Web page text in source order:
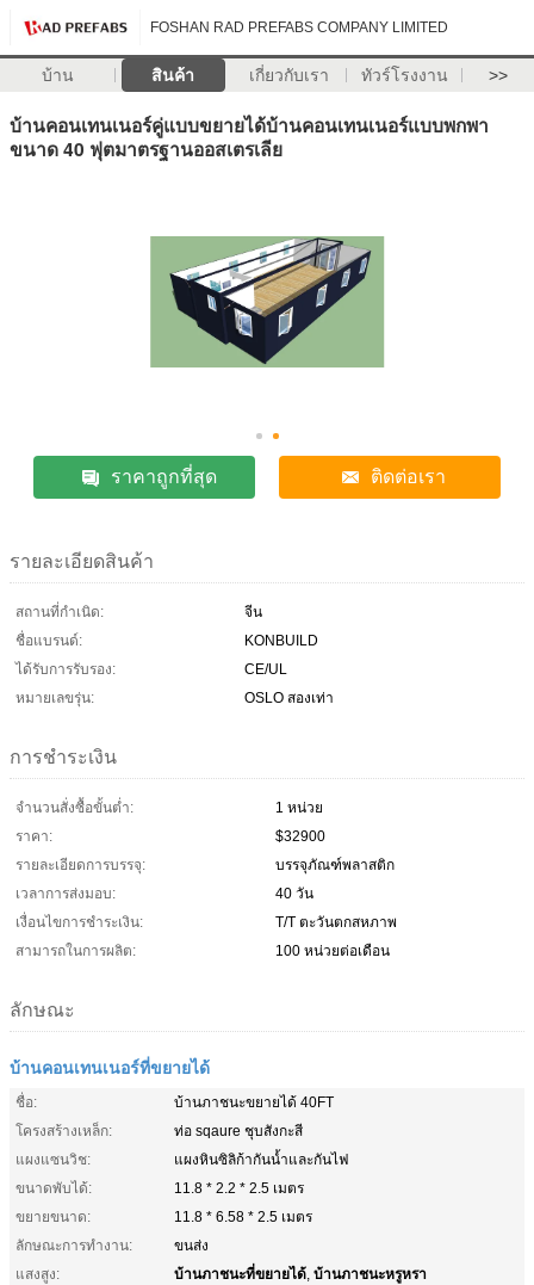
FOSHAN RAD PREFABS COMPANY LIMITED
บ้าน สินค้า เกี่ยวกับเรา ทัวร์โรงงาน >>
บ้านคอนเทนเนอร์คู่แบบขยายได้บ้านคอนเทนเนอร์แบบพกพา
ขนาด 40 ฟุตมาตรฐานออสเตรเลีย
ราคาถูกที่สุด ติดต่อเรา
รายละเอียดสินค้า
สถานที่กำเนิด:
จีน
ชื่อแบรนด์:
KONBUILD
ได้รับการรับรอง:
CE/UL
หมายเลขรุ่น:
OSLO สองเท่า
การชำระเงิน
จำนวนสั่งซื้อขั้นต่ำ:
1 หน่วย
ราคา:
$32900
รายละเอียดการบรรจุ:
บรรจุภัณฑ์พลาสติก
เวลาการส่งมอบ:
40 วัน
เงื่อนไขการชำระเงิน:
T/T ตะวันตกสหภาพ
สามารถในการผลิต:
100 หน่วยต่อเดือน
ลักษณะ
บ้านคอนเทนเนอร์ที่ขยายได้
ชื่อ:
บ้านภาชนะขยายได้ 40FT
โครงสร้างเหล็ก:
ท่อ sqaure ชุบสังกะสี
แผงแซนวิช:
แผงหินซิลิก้ากันน้ำและกันไฟ
ขนาดพับได้:
11.8 * 2.2 * 2.5 เมตร
ขยายขนาด:
11.8 * 6.58 * 2.5 เมตร
ลักษณะการทำงาน:
ขนส่ง
แสงสูง:
บ้านภาชนะที่ขยายได้, บ้านภาชนะหรูหรา